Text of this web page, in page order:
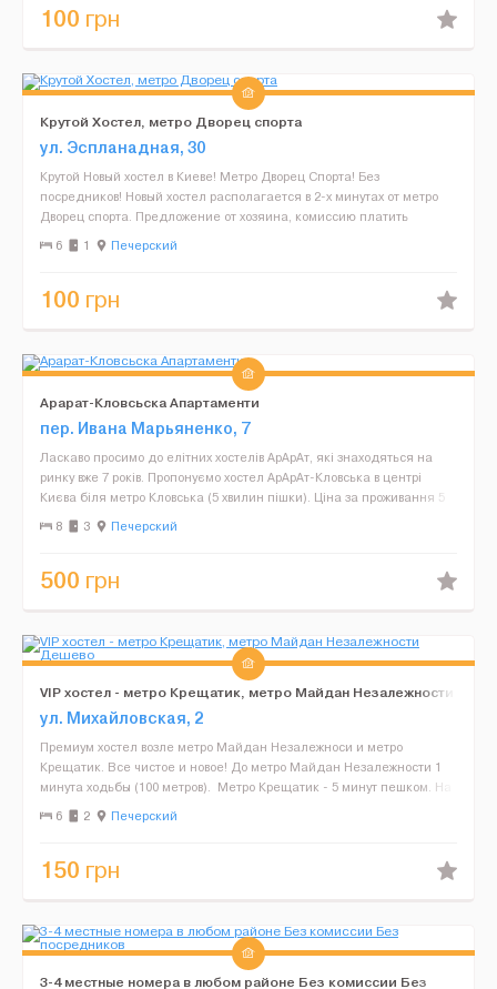
100 грн
Крутой Хостел, метро Дворец спорта
ул. Эспланадная, 30
Крутой Новый хостел в Киеве! Метро Дворец Спорта! Без
посредников! Новый хостел располагается в 2-х минутах от метро
Дворец спорта. Предложение от хозяина, комиссию платить
ненужно, последний месяц оплачивать ненужно, ко...
6 1 Печерский
100 грн
Арарат-Кловсьска Апартаменти
пер. Ивана Марьяненко, 7
Ласкаво просимо до елітних хостелів АрАрАт, які знаходяться на
ринку вже 7 років. Пропонуємо хостел АрАрАт-Кловська в центрі
Києва біля метро Кловська (5 хвилин пішки). Ціна за проживання 5
місна кімната - 350 грн/добу, 1500 грн/т...
8 3 Печерский
500 грн
VIP хостел - метро Крещатик, метро Майдан Незалежности
Дешево
ул. Михайловская, 2
Премиум хостел возле метро Майдан Незалежноси и метро
Крещатик. Все чистое и новое! До метро Майдан Незалежности 1
минута ходьбы (100 метров). Метро Крещатик - 5 минут пешком. На
последних трех фотографиях Вы может...
6 2 Печерский
150 грн
3-4 местные номера в любом районе Без комиссии Без